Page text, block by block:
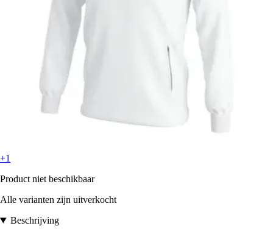
+1
Product niet beschikbaar
Alle varianten zijn uitverkocht
Beschrijving